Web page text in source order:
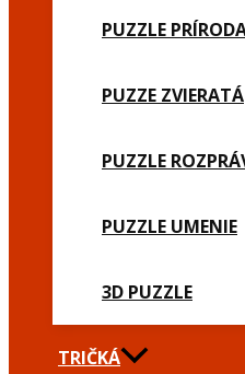
PUZZLE
PUZZE ZVIERATÁ
PUZZLE
PUZZLE UMENIE
3D PUZZLE
TRIČKÁ